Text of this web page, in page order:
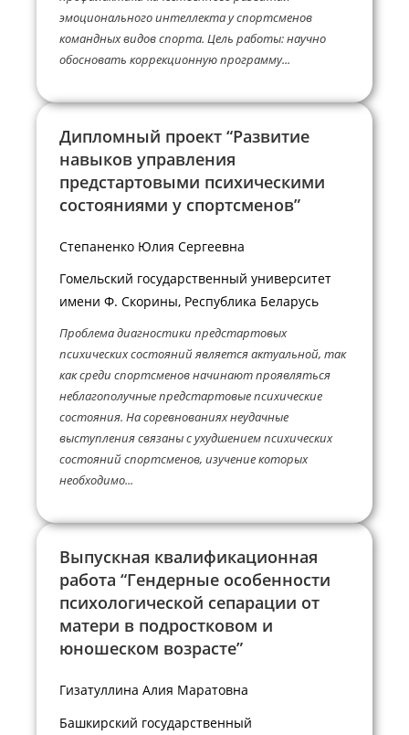
эмоционального интеллекта у спортсменов
командных видов спорта. Цель работы: научно
обосновать коррекционную программу...
Дипломный проект “Развитие
навыков управления
предстартовыми психическими
состояниями у спортсменов”
Степаненко Юлия Сергеевна
Гомельский государственный университет
имени Ф. Скорины, Республика Беларусь
Проблема диагностики предстартовых
психических состояний является актуальной, так
как среди спортсменов начинают проявляться
неблагополучные предстартовые психические
состояния. На соревнованиях неудачные
выступления связаны с ухудшением психических
состояний спортсменов, изучение которых
необходимо...
Выпускная квалификационная
работа “Гендерные особенности
психологической сепарации от
матери в подростковом и
юношеском возрасте”
Гизатуллина Алия Маратовна
Башкирский государственный